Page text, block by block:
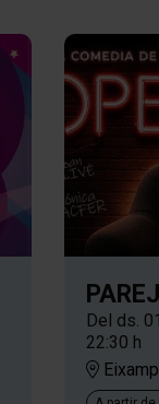
Del ds.
22:30 h